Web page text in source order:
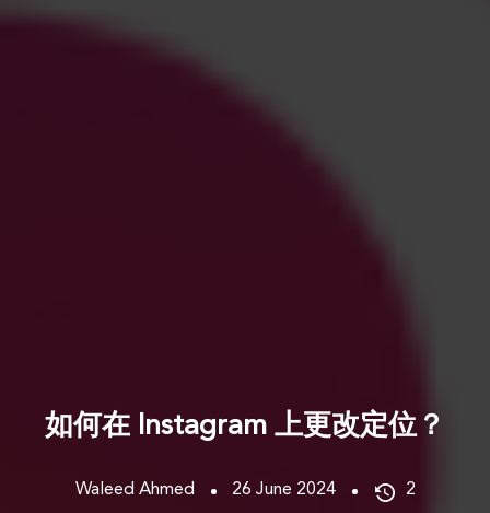
如何在 Instagram 上更改定位？
Waleed Ahmed 26 June 2024 2